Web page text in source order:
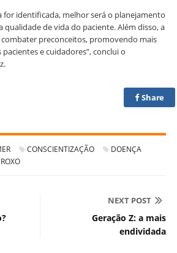
for identificada, melhor será o planejamento
de vida do paciente. Além disso, a
preconceitos, promovendo mais
e cuidadores”, conclui o
Share
CONSCIENTIZAÇÃO
DOENÇA
NEXT POST
Geração Z: a mais
endividada